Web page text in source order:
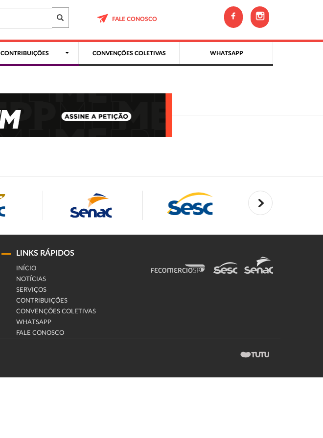
FALE CONOSCO
CONTRIBUIÇÕES CONVENÇÕES COLETIVAS WHATSAPP
LINKS RÁPIDOS
INÍCIO
NOTÍCIAS
SERVIÇOS
CONTRIBUIÇÕES
CONVENÇÕES COLETIVAS
WHATSAPP
FALE CONOSCO